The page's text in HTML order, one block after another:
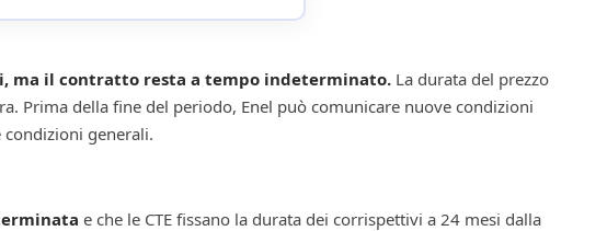
ma il contratto resta a tempo indeterminato.La durata del prezzo
Prima della fine del periodo, Enel può comunicare nuove condizioni
generali.
e che le CTE fissano la durata dei corrispettivi a 24 mesi dalla